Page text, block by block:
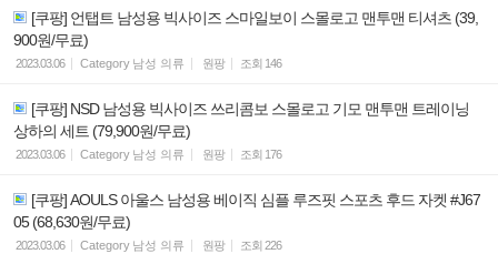
[쿠팡] 언탭트 남성용 빅사이즈 스마일보이 스몰로고 맨투맨 티셔츠 (39,
900원/무료)
2023.03.06 Category 남성 의류 원팡 조회 146
[쿠팡] NSD 남성용 빅사이즈 쓰리콤보 스몰로고 기모 맨투맨 트레이닝
상하의 세트 (79,900원/무료)
2023.03.06 Category 남성 의류 원팡 조회 176
[쿠팡] AOULS 아울스 남성용 베이직 심플 루즈핏 스포츠 후드 자켓 #J67
05 (68,630원/무료)
2023.03.06 Category 남성 의류 원팡 조회 226